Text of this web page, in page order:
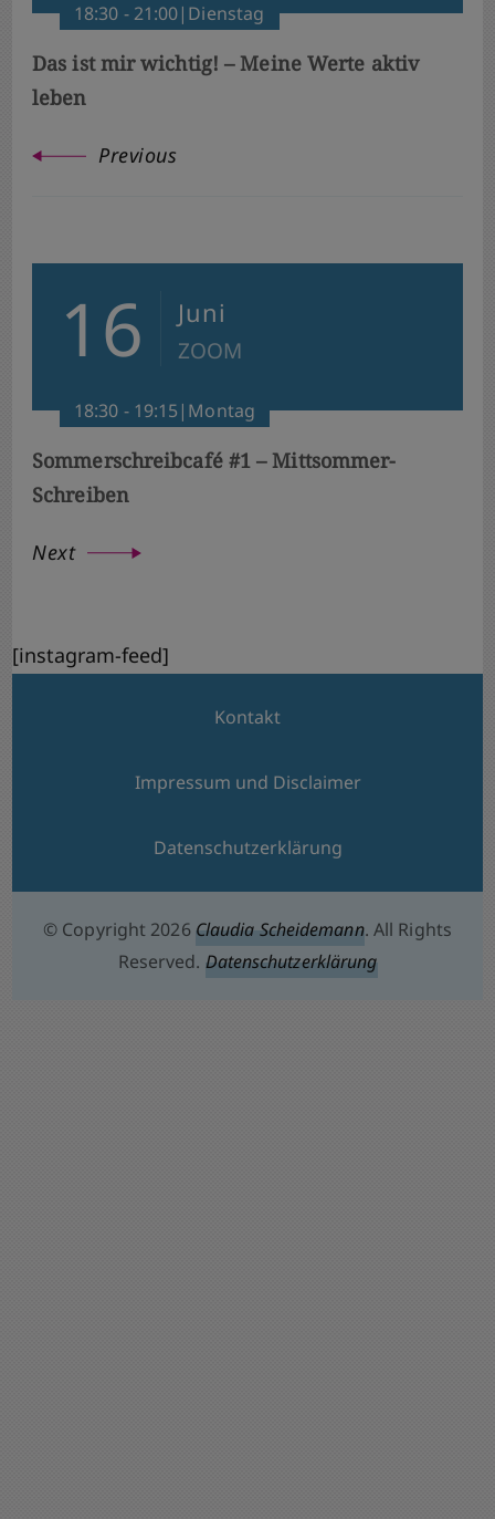
18:30 - 21:00|Dienstag
Das ist mir wichtig! – Meine Werte aktiv
leben
Previous
16 Juni
ZOOM
18:30 - 19:15|Montag
Sommerschreibcafé #1 – Mittsommer-
Schreiben
Next
[instagram-feed]
Kontakt
Impressum und Disclaimer
Datenschutzerklärung
© Copyright 2026Claudia Scheidemann. All Rights
Reserved. Datenschutzerklärung